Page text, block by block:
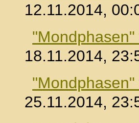
12.11.2014,
18.11.2014,
25.11.2014,